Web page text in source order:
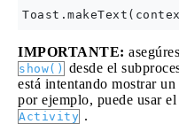
IMPORTANTE:
show() desde el
está intentando mostrar un
por ejemplo, puede usar
Activity .